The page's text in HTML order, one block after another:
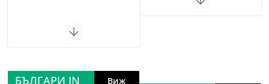
БЪЛГАРИ IN
Виж